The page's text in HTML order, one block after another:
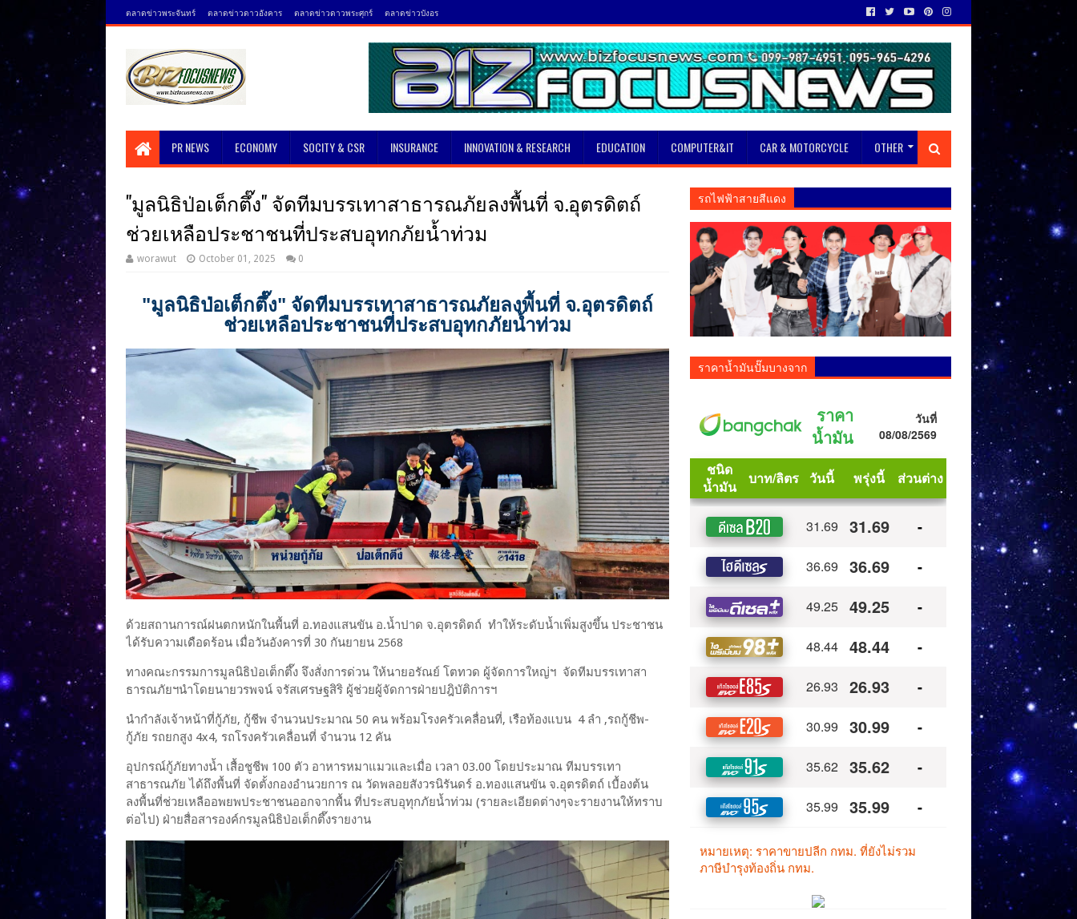
ตลาดข่าวพระจันทร์ ตลาดข่าวดาวอังคาร ตลาดข่าวดาวพระศุกร์ ตลาดข่าวบังอร
PR NEWS ECONOMY SOCITY & CSR INSURANCE INNOVATION & RESEARCH EDUCATION COMPUTER&IT CAR & MOTORCYCLE OTHER
"มูลนิธิป่อเต็กตึ๊ง" จัดทีมบรรเทาสาธารณภัยลงพื้นที่ จ.อุตรดิตถ์
ช่วยเหลือประชาชนที่ประสบอุทกภัยน้ำท่วม
worawut October 01, 2025 0
"มูลนิธิป่อเต็กตึ๊ง" จัดทีมบรรเทาสาธารณภัยลงพื้นที่ จ.อุตรดิตถ์
ช่วยเหลือประชาชนที่ประสบอุทกภัยน้ำท่วม
ด้วยสถานการณ์ฝนตกหนักในพื้นที่ อ.ทองแสนขัน อ.น้ำปาด จ.อุตรดิตถ์ ทำให้ระดับน้ำเพิ่มสูงขึ้น ประชาชน
ได้รับความเดือดร้อน เมื่อวันอังคารที่ 30 กันยายน 2568
ทางคณะกรรมการมูลนิธิป่อเต็กตึ๊ง จึงสั่งการด่วน ให้นายอรัณย์ โตทวด ผู้จัดการใหญ่ฯ จัดทีมบรรเทาสา
ธารณภัยฯนำโดยนายวรพจน์ จรัสเศรษฐสิริ ผู้ช่วยผู้จัดการฝ่ายปฎิบัติการฯ
นำกำลังเจ้าหน้าที่กู้ภัย, กู้ชีพ จำนวนประมาณ 50 คน พร้อมโรงครัวเคลื่อนที่, เรือท้องแบน 4 ลำ ,รถกู้ชีพ-
กู้ภัย รถยกสูง 4x4, รถโรงครัวเคลื่อนที่ จำนวน 12 คัน
อุปกรณ์กู้ภัยทางน้ำ เสื้อชูชีพ 100 ตัว อาหารหมาแมวและเมื่อ เวลา 03.00 โดยประมาณ ทีมบรรเทา
สาธารณภัย ได้ถึงพื้นที่ จัดตั้งกองอำนวยการ ณ วัดพลอยสังวรนิรันดร์ อ.ทองแสนขัน จ.อุตรดิตถ์ เบื้องต้น
ลงพื้นที่ช่วยเหลืออพยพประชาชนออกจากพื้น ที่ประสบอุทุกภัยน้ำท่วม (รายละเอียดต่างๆจะรายงานให้ทราบ
ต่อไป) ฝ่ายสื่อสารองค์กรมูลนิธิป่อเต็กตึ๊งรายงาน
รถไฟฟ้าสายสีแดง
ราคาน้ำมันปั๊มบางจาก